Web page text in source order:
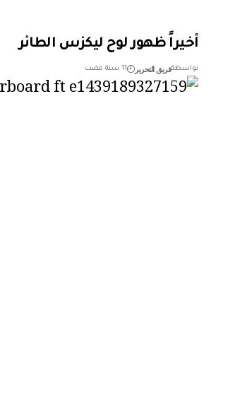
أخيراً ظهور لوح ليكزس الطائر
بواسطةفريق التحرير 11 سنة مضت